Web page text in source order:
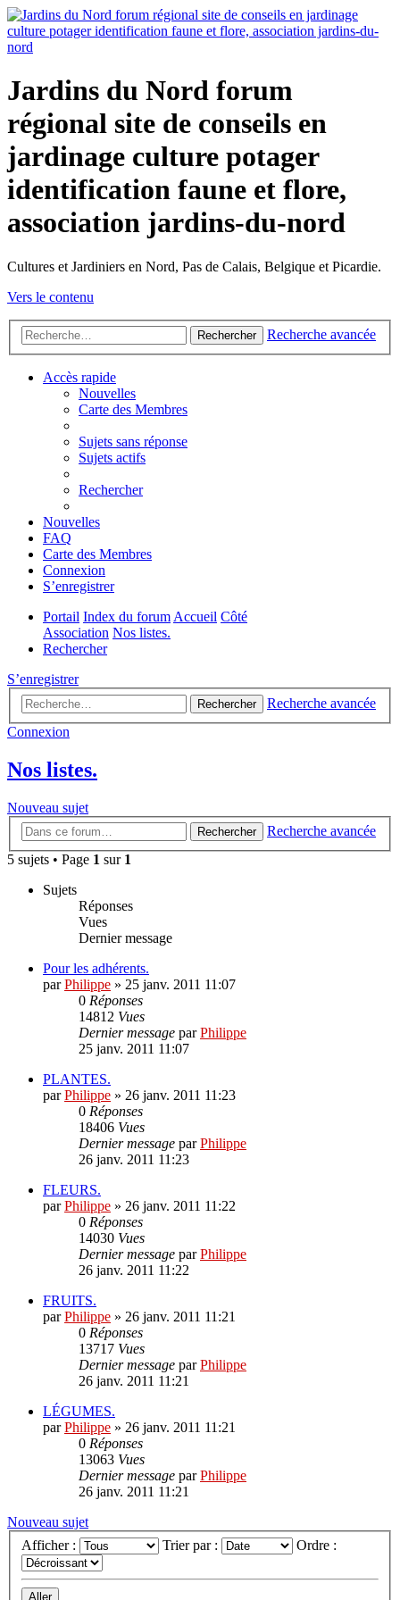
Jardins du Nord forum
régional site de conseils en
jardinage culture potager
identification faune et flore,
association jardins-du-nord
Cultures et Jardiniers en Nord, Pas de Calais, Belgique et Picardie.
Vers le contenu
Rechercher Recherche avancée
Accès rapide
Nouvelles
Carte des Membres
Sujets sans réponse
Sujets actifs
Rechercher
Nouvelles
FAQ
Carte des Membres
Connexion
S’enregistrer
Portail Index du forumAccueil Côté
Association Nos listes.
Rechercher
S’enregistrer
Rechercher
Recherche avancée
Connexion
Nos listes.
Nouveau sujet
Rechercher
Recherche avancée
5 sujets • Page 1 sur 1
Sujets
Réponses
Vues
Dernier message
Pour les adhérents.
parPhilippe » 25 janv. 2011 11:07
0 Réponses
14812 Vues
Dernier message parPhilippe
25 janv. 2011 11:07
PLANTES.
parPhilippe » 26 janv. 2011 11:23
0 Réponses
18406 Vues
Dernier message parPhilippe
26 janv. 2011 11:23
FLEURS.
parPhilippe » 26 janv. 2011 11:22
0 Réponses
14030 Vues
Dernier message parPhilippe
26 janv. 2011 11:22
FRUITS.
parPhilippe » 26 janv. 2011 11:21
0 Réponses
13717 Vues
Dernier message parPhilippe
26 janv. 2011 11:21
LÉGUMES.
parPhilippe » 26 janv. 2011 11:21
0 Réponses
13063 Vues
Dernier message parPhilippe
26 janv. 2011 11:21
Nouveau sujet
Afficher :
Trier par : Ordre :